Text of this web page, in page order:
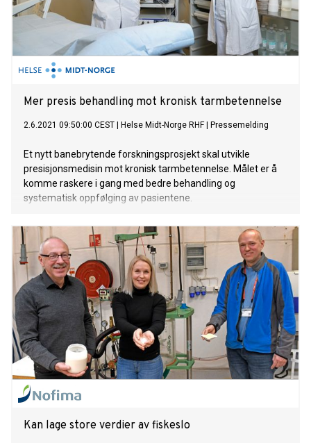
Mer presis behandling mot kronisk tarmbetennelse
2.6.2021 09:50:00 CEST Helse Midt-Norge RHF| Pressemelding
Et nytt banebrytende forskningsprosjekt skal utvikle
presisjonsmedisin mot kronisk tarmbetennelse. Målet er å
komme raskere i gang med bedre behandling og
systematisk oppfølging av pasientene.
Kan lage store verdier av fiskeslo